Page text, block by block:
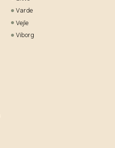
Varde
Vejle
Viborg